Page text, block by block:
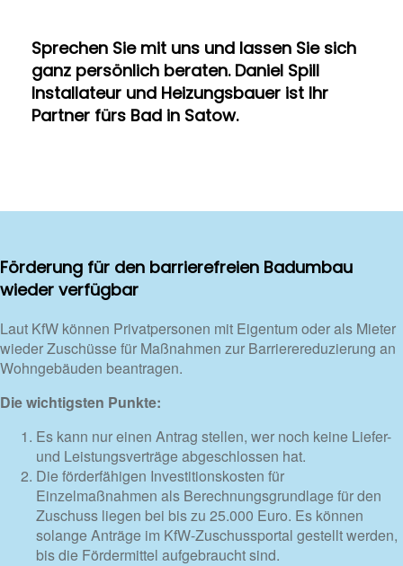
Sprechen Sie mit uns und lassen Sie sich
ganz persönlich beraten. Daniel Spill
Installateur und Heizungsbauer ist Ihr
Partner fürs Bad in Satow.
Förderung für den barrierefreien Badumbau
wieder verfügbar
Laut KfW können Privatpersonen mit Eigentum oder als Mieter
wieder Zuschüsse für Maßnahmen zur Barrierereduzierung an
Wohngebäuden beantragen.
Die wichtigsten Punkte:
Es kann nur einen Antrag stellen, wer noch keine Liefer-
und Leistungsverträge abgeschlossen hat.
Die förderfähigen Investitionskosten für
Einzelmaßnahmen als Berechnungsgrundlage für den
Zuschuss liegen bei bis zu 25.000 Euro. Es können
solange Anträge im KfW-Zuschussportal gestellt werden,
bis die Fördermittel aufgebraucht sind.